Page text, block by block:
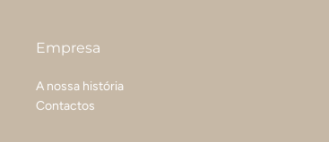
Empresa
A nossa história
Contactos